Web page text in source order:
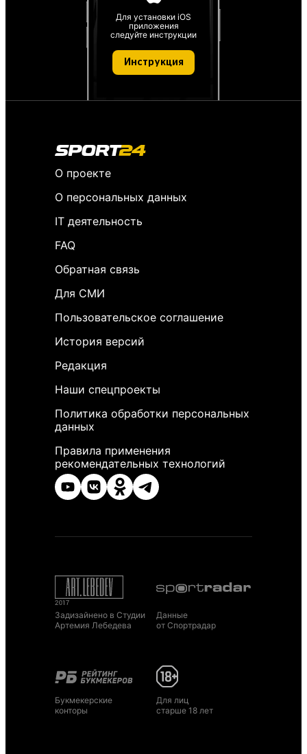
Для установки iOS
приложения
следуйте инструкции
Инструкция
О проекте
О персональных данных
IT деятельность
FAQ
Обратная связь
Для СМИ
Пользовательское соглашение
История версий
Редакция
Наши спецпроекты
Политика обработки персональных
данных
Правила применения
рекомендательных технологий
Задизайнено в Студии
Артемия Лебедева
Данные
от Спортрадар
Букмекерские
конторы
Для лиц
старше 18 лет